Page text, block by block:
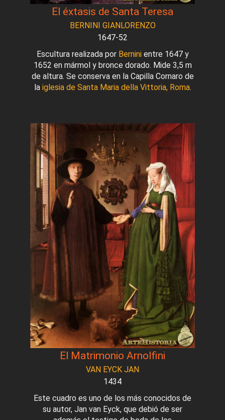
El éxtasis de Santa Teresa
BERNINI GIANLORENZO
1647-52
Escultura realizada por Berninientre 1647 y
1652 en mármol y bronce dorado. Mide 3,5 m
de altura. Se conserva en la Capilla Cornaro de
la iglesia de Santa Maria della Vittoria, Roma.
El Matrimonio Arnolfini
VAN EYCK JAN
1434
Este cuadro es uno de los más conocidos de
su autor, Jan van Eyck, que debió de ser